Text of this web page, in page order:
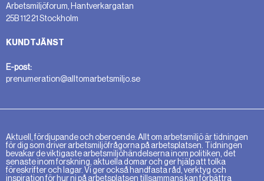
Arbetsmiljöforum, Hantverkargatan
25B 112 21 Stockholm
KUNDTJÄNST
E-post:
prenumeration@alltomarbetsmiljo.se
Aktuell, fördjupande och oberoende. Allt om arbetsmiljö är tidningen
för dig som driver arbetsmiljöfrågorna på arbetsplatsen. Tidningen
bevakar de viktigaste arbetsmiljöhändelserna inom politiken, det
senaste inom forskning, aktuella domar och ger hjälp att tolka
föreskrifter och lagar. Vi ger också handfasta råd, verktyg och
inspiration för hur ni på arbetsplatsen tillsammans kan förbättra